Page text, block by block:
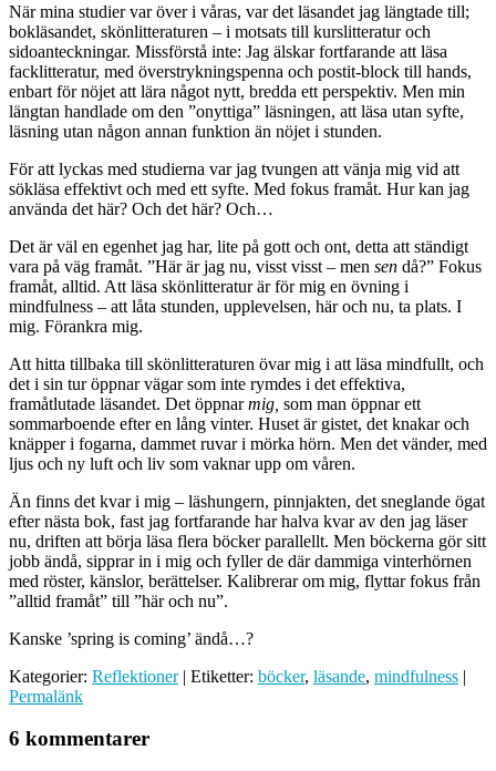
När mina studier var över i våras, var det läsandet jag längtade till;
bokläsandet, skönlitteraturen – i motsats till kurslitteratur och
sidoanteckningar. Missförstå inte: Jag älskar fortfarande att läsa
facklitteratur, med överstrykningspenna och postit-block till hands,
enbart för nöjet att lära något nytt, bredda ett perspektiv. Men min
längtan handlade om den ”onyttiga” läsningen, att läsa utan syfte,
läsning utan någon annan funktion än nöjet i stunden.
För att lyckas med studierna var jag tvungen att vänja mig vid att
sökläsa effektivt och med ett syfte. Med fokus framåt. Hur kan jag
använda det här? Och det här? Och…
Det är väl en egenhet jag har, lite på gott och ont, detta att ständigt
vara på väg framåt. ”Här är jag nu, visst visst – men sen då?” Fokus
framåt, alltid. Att läsa skönlitteratur är för mig en övning i
mindfulness – att låta stunden, upplevelsen, här och nu, ta plats. I
mig. Förankra mig.
Att hitta tillbaka till skönlitteraturen övar mig i att läsa mindfullt, och
det i sin tur öppnar vägar som inte rymdes i det effektiva,
framåtlutade läsandet. Det öppnarmig, som man öppnar ett
sommarboende efter en lång vinter. Huset är gistet, det knakar och
knäpper i fogarna, dammet ruvar i mörka hörn. Men det vänder, med
ljus och ny luft och liv som vaknar upp om våren.
Än finns det kvar i mig – läshungern, pinnjakten, det sneglande ögat
efter nästa bok, fast jag fortfarande har halva kvar av den jag läser
nu, driften att börja läsa flera böcker parallellt. Men böckerna gör sitt
jobb ändå, sipprar in i mig och fyller de där dammiga vinterhörnen
med röster, känslor, berättelser. Kalibrerar om mig, flyttar fokus från
”alltid framåt” till ”här och nu”.
Kanske ’spring is coming’ ändå…?
Kategorier: Reflektioner| Etiketter: böcker, läsande, mindfulness |
Permalänk
6 kommentarer